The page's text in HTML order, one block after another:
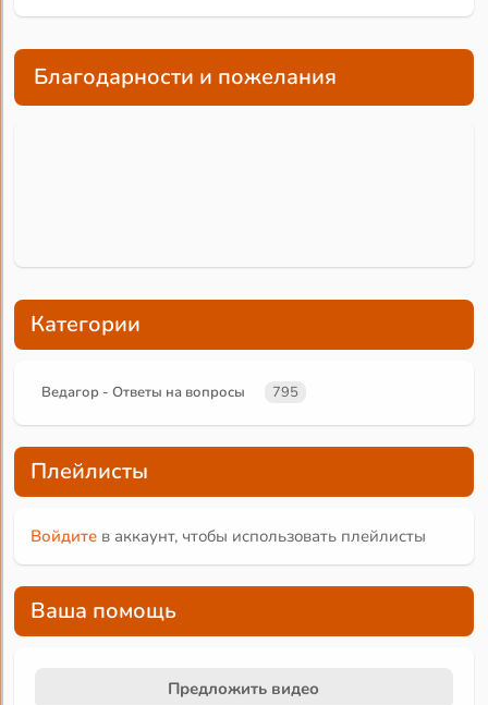
Благодарности и пожелания
Категории
Ведагор - Ответы на вопросы 795
Плейлисты
Войдите в аккаунт, чтобы использовать плейлисты
Ваша помощь
Предложить видео